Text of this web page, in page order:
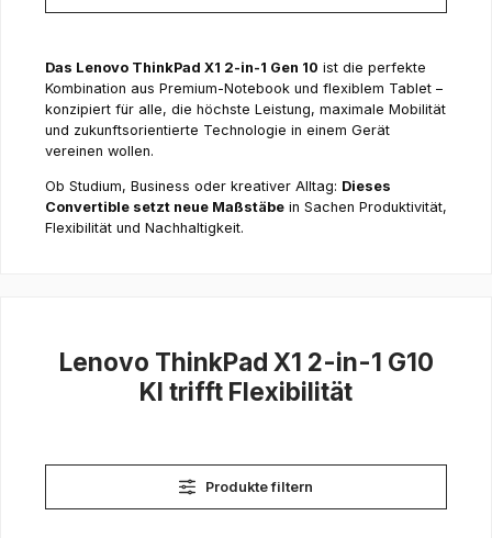
Das Lenovo ThinkPad X1 2-in-1 Gen 10 ist die perfekte
Kombination aus Premium-Notebook und flexiblem Tablet –
konzipiert für alle, die höchste Leistung, maximale Mobilität
und zukunftsorientierte Technologie in einem Gerät
vereinen wollen.
Ob Studium, Business oder kreativer Alltag: Dieses
Convertible setzt neue Maßstäbe in Sachen Produktivität,
Flexibilität und Nachhaltigkeit.
Lenovo ThinkPad X1 2-in-1 G10
KI trifft Flexibilität
Produkte filtern